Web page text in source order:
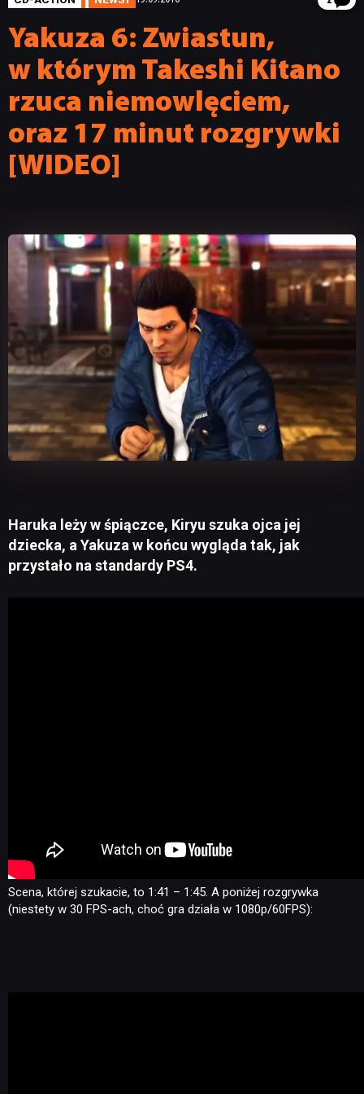
Yakuza 6: Zwiastun,
w którym Takeshi Kitano
rzuca niemowlęciem,
oraz 17 minut rozgrywki
[WIDEO]
Haruka leży w śpiączce, Kiryu szuka ojca jej
dziecka, a Yakuza w końcu wygląda tak, jak
przystało na standardy PS4.
Scena, której szukacie, to 1:41 – 1:45. A poniżej rozgrywka
(niestety w 30 FPS-ach, choć gra działa w 1080p/60FPS):